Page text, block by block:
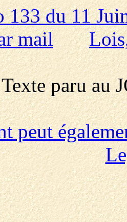
133 du 11
mail
Texte paru au
peut